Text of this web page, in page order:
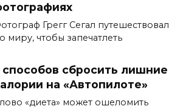
Грегг Сегал путешествовал
миру, чтобы запечатлеть
способов сбросить лишние
на «Автопилоте»
«диета» может ошеломить